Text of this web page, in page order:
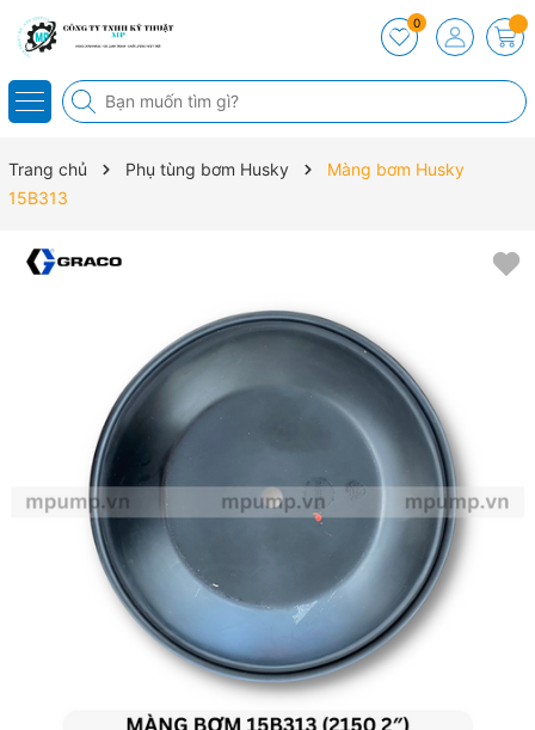
0
Trang chủ Phụ tùng bơm Husky
Màng bơm Husky
15B313